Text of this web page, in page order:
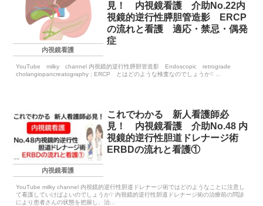
内視鏡看護
見！ 内視鏡看護 介助No.22内
視鏡的逆行性膵胆管造影 ERCP
の流れと看護 適応・禁忌・偶発
症
YouTube milky channel 内視鏡的逆行性膵胆管造影 Endoscopic retrograde
cholangiopancreatography ; ERCP とはどのような検査なのでしょうか❔ ...
内視鏡看護
これでわかる 新人看護師必
見！ 内視鏡看護 介助No.48 内
視鏡的逆行性胆道ドレナージ術
ERBDの流れと看護①
YouTube milky channel 内視鏡的逆行性胆道ドレナージ術ではどのようなことに注意し
て看護していけばよいのでしょうか❔ 内視鏡的逆行性胆道ドレナージ術の治療前の問診
により患者さんの状態を把握し、治...